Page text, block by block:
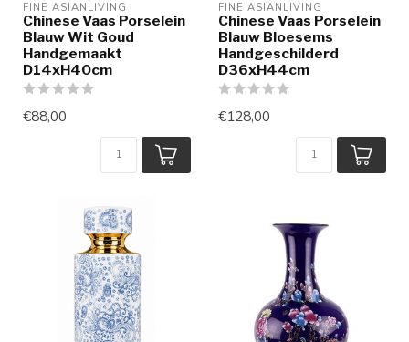
FINE ASIANLIVING
Chinese Vaas Porselein
Blauw Wit Goud
Handgemaakt
D14xH40cm
€88,00
FINE ASIANLIVING
Chinese Vaas Porselein
Blauw Bloesems
Handgeschilderd
D36xH44cm
€128,00